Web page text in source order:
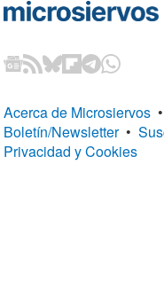
Acerca de Microsiervos •
Boletín/Newsletter •
Privacidad y Cookies